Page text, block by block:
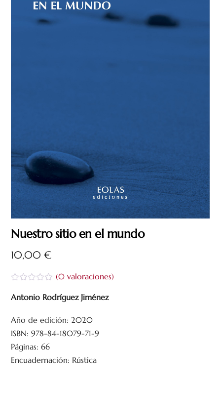
Nuestro sitio en el mundo
10,00€
a
r
d
o
c
o
(0valoraciones)
Antonio Rodríguez Jiménez
Año de edición: 2020
ISBN: 978-84-18079-71-9
Páginas: 66
Encuadernación: Rústica